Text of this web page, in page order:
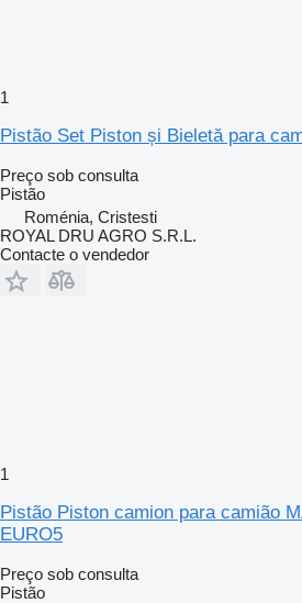
1
Pistão Set Piston și Bieletă para
Preço sob consulta
Pistão
Roménia, Cristesti
ROYAL DRU AGRO S.R.L.
Contacte o vendedor
1
Pistão Piston camion para camião
EURO5
Preço sob consulta
Pistão